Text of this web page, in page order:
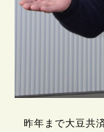
昨年まで大豆共